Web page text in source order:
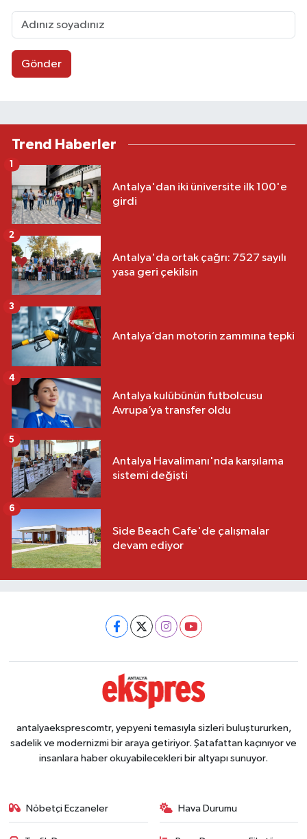
Gönder
Trend Haberler
Antalya'dan iki üniversite ilk 100'e
girdi
1
Antalya'da ortak çağrı: 7527 sayılı
yasa geri çekilsin
2
Antalya’dan motorin zammına tepki
3
Antalya kulübünün futbolcusu
Avrupa’ya transfer oldu
4
Antalya Havalimanı'nda karşılama
sistemi değişti
5
Side Beach Cafe'de çalışmalar
devam ediyor
6
antalyaeksprescomtr, yepyeni temasıyla sizleri buluştururken,
sadelik ve modernizmi bir araya getiriyor. Şatafattan kaçınıyor ve
insanlara haber okuyabilecekleri bir altyapı sunuyor.
Nöbetçi Eczaneler Hava Durumu